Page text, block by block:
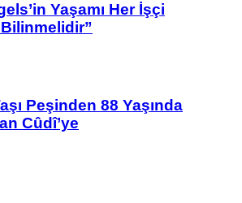
Yaşamı Her İşçi
Peşinden 88 Yaşında
Cûdî’ye